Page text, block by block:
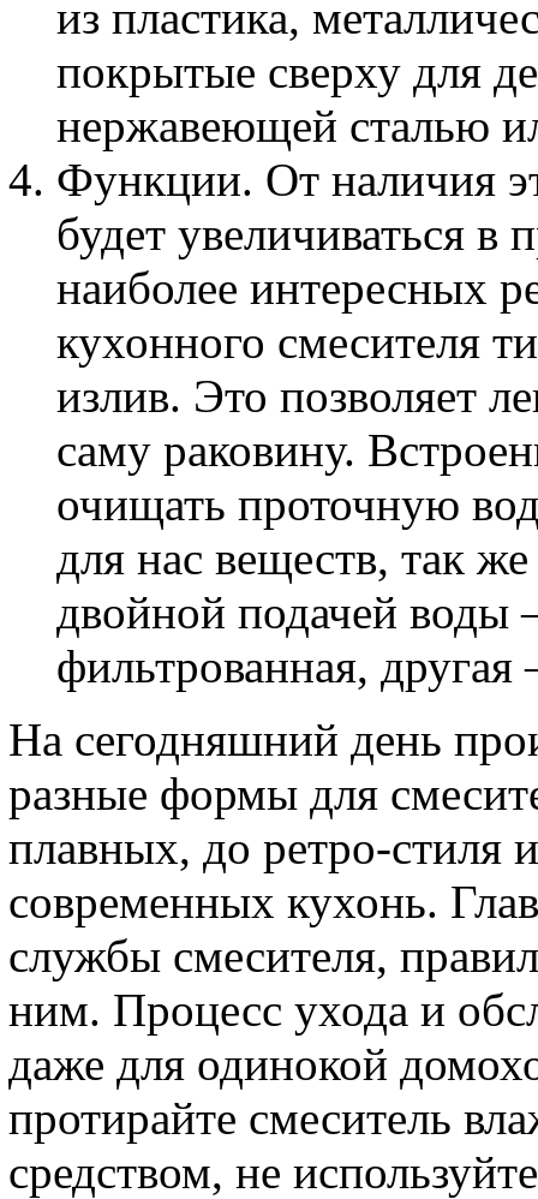
из пластика,
покрытые сверху для
нержавеющей сталью
Функции. От наличия
будет увеличиваться
наиболее интересных
кухонного смесителя
излив. Это позволяет
саму раковину.
очищать проточную
для нас веществ, так
двойной подачей воды
фильтрованная, другая
На сегодняшний день
разные формы для
плавных, до ретро-стиля
современных кухонь.
службы смесителя,
ним. Процесс ухода и
даже для одинокой
протирайте смеситель
средством, не